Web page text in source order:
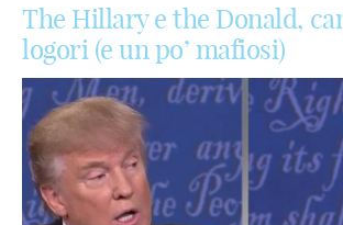
The Hillary e the Donald,
logori (e un po’ mafiosi)